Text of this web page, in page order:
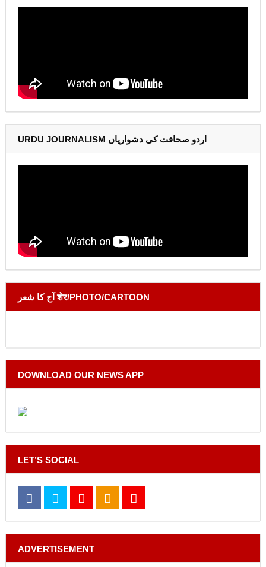
URDU JOURNALISM اردو صحافت کی دشواریاں
آج کا شعر शेर/PHOTO/CARTOON
DOWNLOAD OUR NEWS APP
LET’S SOCIAL
ADVERTISEMENT